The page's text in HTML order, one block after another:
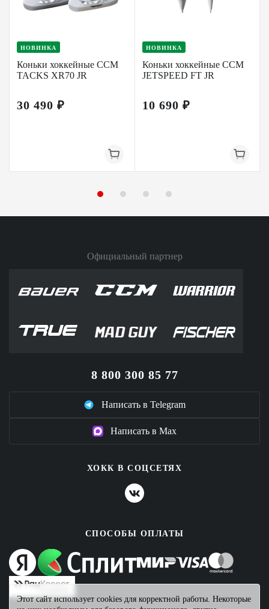
НОВИНКА
Коньки хоккейные CCM
TACKS XR70 JR
30 490 ₽
НОВИНКА
Коньки хоккейные CCM
JETSPEED FT JR
10 690 ₽
Официальный партнер
8 800 300 85 77
Написать в Telegram
Написать в Max
ХОКК В СОЦСЕТЯХ
СПОСОБЫ ОПЛАТЫ
Этот сайт использует cookies для корректной работы. Некоторые